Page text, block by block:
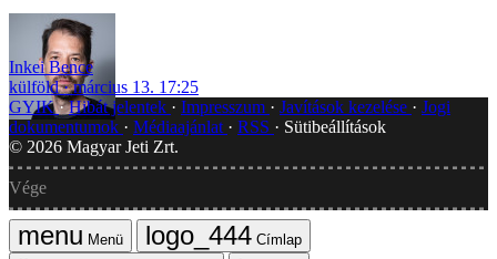
Inkei Bence
külföld
március 13. 17:25
GYIK Hibát jelentek Impresszum Javítások kezelése
Jogi
dokumentumok
Médiaajánlat RSS
Sütibeállítások
© 2026 Magyar Jeti Zrt.
Vége
Menü
Címlap